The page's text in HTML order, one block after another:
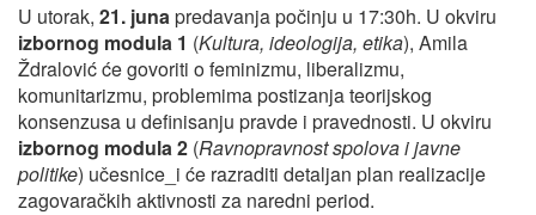
U utorak, 21. junapredavanja počinju u 17:30h. U okviru
izbornog modula 1 (Kultura, ideologija, etika), Amila
Ždralović će govoriti o feminizmu, liberalizmu,
komunitarizmu, problemima postizanja teorijskog
konsenzusa u definisanju pravde i pravednosti. U okviru
izbornog modula 2 (Ravnopravnost spolova i javne
politike) učesnice_i će razraditi detaljan plan realizacije
zagovaračkih aktivnosti za naredni period.